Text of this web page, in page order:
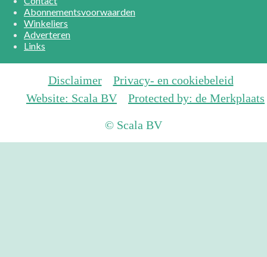
Abonnementsvoorwaarden
Winkeliers
Adverteren
Links
Disclaimer
Privacy- en cookiebeleid
Website: Scala BV
Protected by: de Merkplaats
© Scala BV